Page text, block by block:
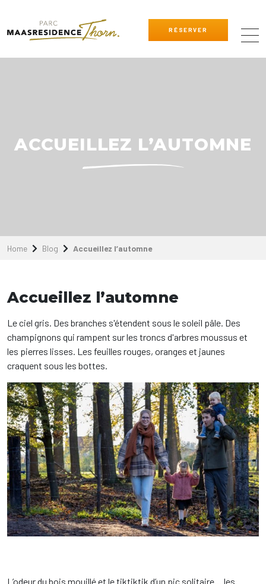
RÉSERVER
ACCUEILLEZ L’AUTOMNE
Home Blog Accueillez l’automne
Accueillez l’automne
Le ciel gris. Des branches s'étendent sous le soleil pâle. Des
champignons qui rampent sur les troncs d'arbres moussus et
les pierres lisses. Les feuilles rouges, oranges et jaunes
craquent sous les bottes.
L’odeur du bois mouillé et le tiktiktik d’un pic solitaire… les